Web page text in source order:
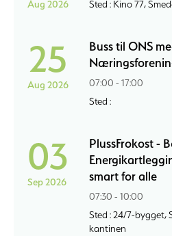
Aug 2026 Sted : Kino 77,
25
Aug 2026
Buss til ONS
07:00 - 17:00
Sted :
03
Sep 2026
PlussFrokost -
smart for alle
07:30 - 10:00
Sted : 24/7-bygget,
kantinen